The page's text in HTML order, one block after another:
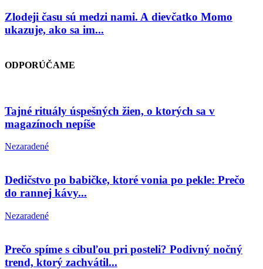
Zlodeji času sú medzi nami. A dievčatko Momo
ukazuje, ako sa im...
ODPORÚČAME
Tajné rituály úspešných žien, o ktorých sa v
magazínoch nepíše
Nezaradené
Dedičstvo po babičke, ktoré vonia po pekle: Prečo
do rannej kávy...
Nezaradené
Prečo spíme s cibuľou pri posteli? Podivný nočný
trend, ktorý zachvátil...